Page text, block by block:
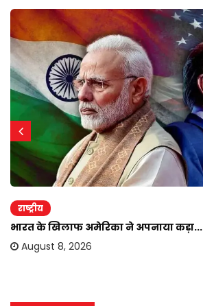
राष्ट्रीय
भारत के खिलाफ अमेरिका ने अपनाया कड़ा...
August 8, 2026